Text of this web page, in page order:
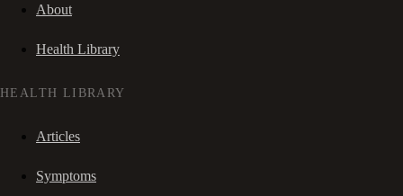
About
Health Library
HEALTH LIBRARY
Articles
Symptoms